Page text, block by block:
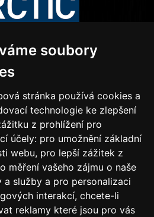
soubory
stránka používá cookies a
technologie ke zlepšení
z prohlížení pro
účely: pro umožnění základní
webu, pro lepší zážitek z
měření vašeho zájmu o naše
a služby a pro personalizaci
interakcí, chcete-li
reklamy které jsou pro vás
sestavy— Prodej
Vytvořil Jan Slezák